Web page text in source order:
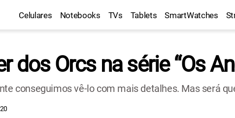
Celulares Notebooks TVs Tablets SmartWatches
dos Orcs na série “Os
conseguimos vê-lo com mais detalhes. Mas será